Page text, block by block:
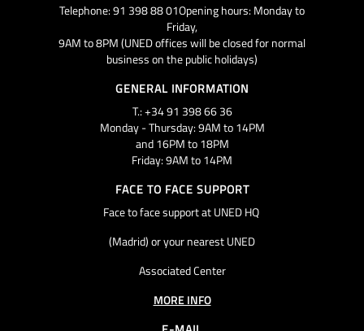
Telephone: 91 398 88 01Opening hours: Monday to
Friday,
9AM to 8PM (UNED offices will be closed for normal
business on the public holidays)
GENERAL INFORMATION
T.: +34 91 398 66 36
Monday - Thursday: 9AM to 14PM
and 16PM to 18PM
Friday: 9AM to 14PM
FACE TO FACE SUPPORT
Face to face support at UNED HQ
(Madrid) or your nearest UNED
Associated Center
MORE INFO